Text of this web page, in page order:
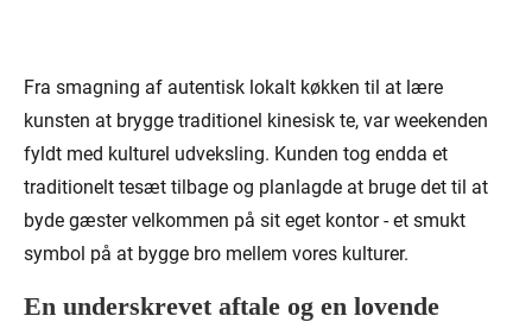
Fra smagning af autentisk lokalt køkken til at lære
kunsten at brygge traditionel kinesisk te, var weekenden
fyldt med kulturel udveksling. Kunden tog endda et
traditionelt tesæt tilbage og planlagde at bruge det til at
byde gæster velkommen på sit eget kontor - et smukt
symbol på at bygge bro mellem vores kulturer.
En underskrevet aftale og en lovende